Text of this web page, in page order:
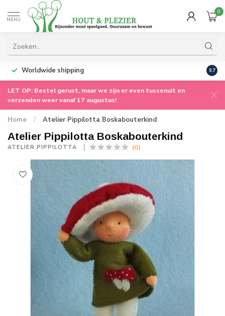
MENU
0
Worldwide shipping 9.7
LET OP: Bestel gerust, maar we zijn er even tussenuit en
verzenden weer vanaf 17 augustus!
Home / Atelier Pippilotta Boskabouterkind
Atelier Pippilotta Boskabouterkind
ATELIER PIPPILOTTA (0)